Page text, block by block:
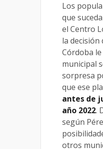
Los
que
el Centro
la decisión
Córdoba
municipal
sorpresa
que ese
antes de
año 2022.
según
otros